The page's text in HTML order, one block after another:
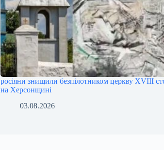
росіяни знищили безпілотником церкву XVIII
на Херсонщині
03.08.2026